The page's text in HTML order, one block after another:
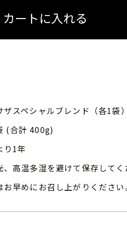
カートに入れる
ザスペシャルブレンド（各1袋）
(合計 400g)
り1年
、高温多湿を避けて保存してく
お早めにお召し上がりください